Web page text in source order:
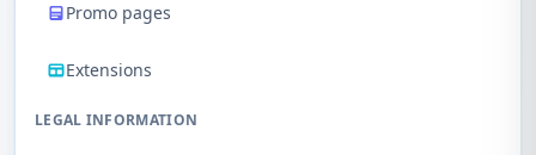
Promo pages
Extensions
LEGAL INFORMATION